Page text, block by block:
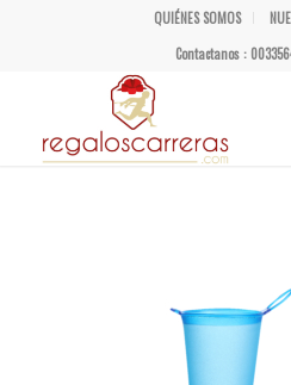
QUIÉNES SOMOS
Contactanos :